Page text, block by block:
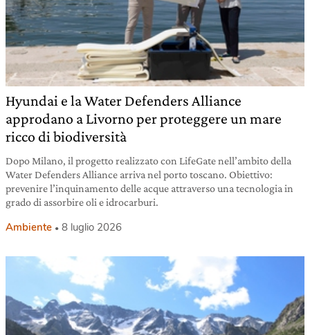
Hyundai e la Water Defenders Alliance
approdano a Livorno per proteggere un mare
ricco di biodiversità
Dopo Milano, il progetto realizzato con LifeGate nell’ambito della
Water Defenders Alliance arriva nel porto toscano. Obiettivo:
prevenire l’inquinamento delle acque attraverso una tecnologia in
grado di assorbire oli e idrocarburi.
Ambiente 8 luglio 2026